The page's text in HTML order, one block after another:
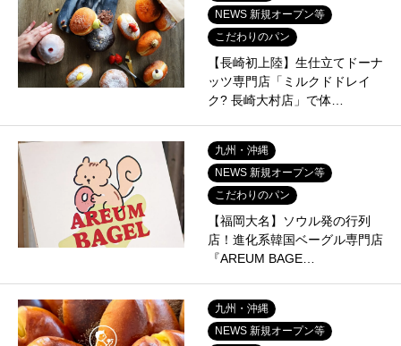
NEWS 新規オープン等
こだわりのパン
【長崎初上陸】生仕立てドーナ
ッツ専門店「ミルクドドレイ
ク? 長崎大村店」で体…
九州・沖縄
NEWS 新規オープン等
こだわりのパン
【福岡大名】ソウル発の行列
店！進化系韓国ベーグル専門店
『AREUM BAGE…
九州・沖縄
NEWS 新規オープン等